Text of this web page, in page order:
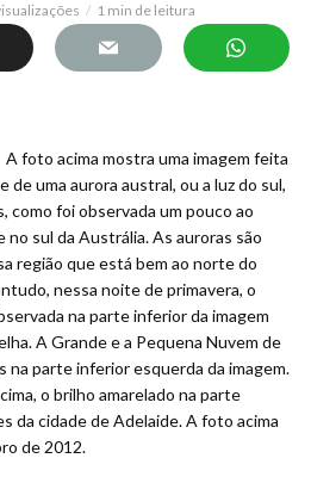
1 min de leitura
A foto acima mostra uma imagem feita
de uma aurora austral, ou a luz do sul,
como foi observada um pouco ao
sul da Austrália. As auroras são
região que está bem ao norte do
nessa noite de primavera, o
na parte inferior da imagem
A Grande e a Pequena Nuvem de
na parte inferior esquerda da imagem.
o brilho amarelado na parte
da cidade de Adelaide. A foto acima
de 2012.